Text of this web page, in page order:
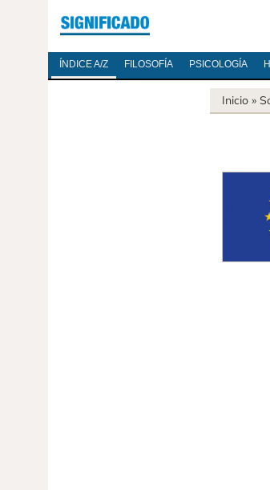
ÍNDICE A/Z FILOSOFÍA PSICOLOGÍA
Inicio »